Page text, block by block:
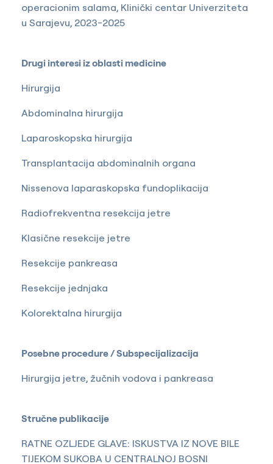
operacionim salama, Klinički centar Univerziteta
u Sarajevu, 2023-2025
Drugi interesi iz oblasti medicine
Hirurgija
Abdominalna hirurgija
Laparoskopska hirurgija
Transplantacija abdominalnih organa
Nissenova laparaskopska fundoplikacija
Radiofrekventna resekcija jetre
Klasične resekcije jetre
Resekcije pankreasa
Resekcije jednjaka
Kolorektalna hirurgija
Posebne procedure / Subspecijalizacija
Hirurgija jetre, žučnih vodova i pankreasa
Stručne publikacije
RATNE OZLJEDE GLAVE: ISKUSTVA IZ NOVE BILE
TIJEKOM SUKOBA U CENTRALNOJ BOSNI